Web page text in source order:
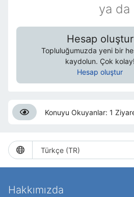
ya da
Hesap oluştur
Topluluğumuzda yeni bir
kaydolun. Çok kolay!
Hesap oluştur
Konuyu Okuyanlar: 1
Hakkımızda